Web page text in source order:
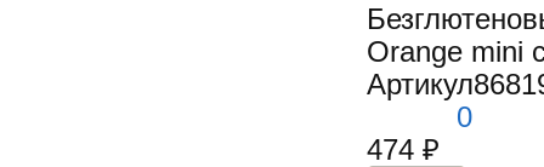
Orange mini
Артикул
0
474 ₽